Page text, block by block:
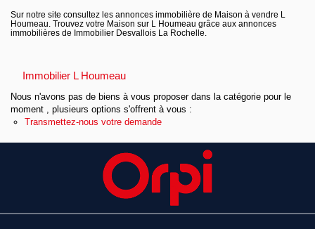
Contact
Sur notre site consultez les annonces immobilière de Maison à vendre L
Houmeau. Trouvez votre Maison sur L Houmeau grâce aux annonces
immobilières de Immobilier Desvallois La Rochelle.
Immobilier L Houmeau
Nous n'avons pas de biens à vous proposer dans la catégorie pour le
moment , plusieurs options s'offrent à vous :
Transmettez-nous votre demande